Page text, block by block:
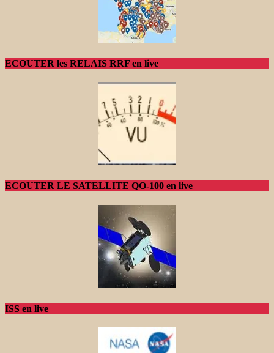
ECOUTER les RELAIS RRF en live
ECOUTER LE SATELLITE QO-100 en live
ISS en live